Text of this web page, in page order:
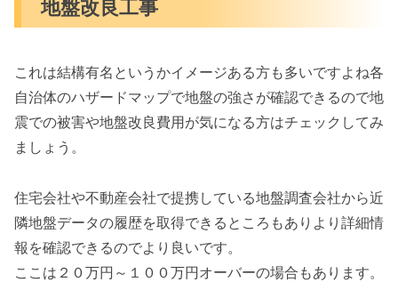
地盤改良工事
これは結構有名というかイメージある方も多いですよね各
自治体のハザードマップで地盤の強さが確認できるので地
震での被害や地盤改良費用が気になる方はチェックしてみ
ましょう。
住宅会社や不動産会社で提携している地盤調査会社から近
隣地盤データの履歴を取得できるところもありより詳細情
報を確認できるのでより良いです。
ここは２０万円～１００万円オーバーの場合もあります。